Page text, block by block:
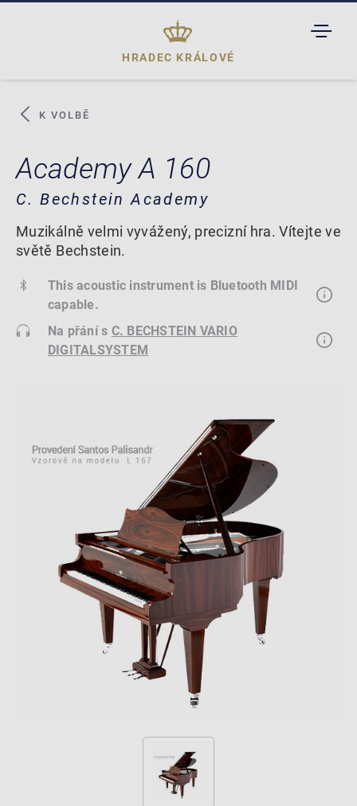
HRADEC KRÁLOVÉ
K VOLBĚ
Academy A 160
C. Bechstein Academy
Muzikálně velmi vyvážený, precizní hra. Vítejte ve
světě Bechstein.
This acoustic instrument is Bluetooth MIDI
capable.
Na přání s C. BECHSTEIN VARIO
DIGITALSYSTEM